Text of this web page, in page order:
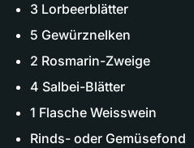
3 Lorbeerblätter
5 Gewürznelken
2 Rosmarin-Zweige
4 Salbei-Blätter
1 Flasche Weisswein
Rinds- oder Gemüsefond